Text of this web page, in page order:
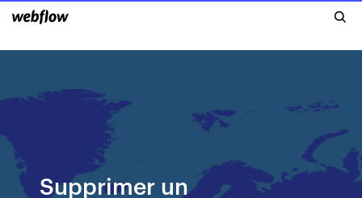
Supprimer un